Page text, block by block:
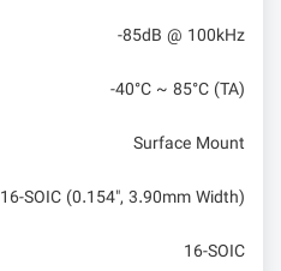
-85dB @ 100kHz
-40°C ~ 85°C (TA)
Surface Mount
16-SOIC (0.154", 3.90mm Width)
16-SOIC